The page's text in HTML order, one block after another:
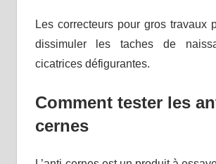
Les correcteurs pour gros travaux
dissimuler les taches de
cicatrices défigurantes.
Comment tester les
cernes